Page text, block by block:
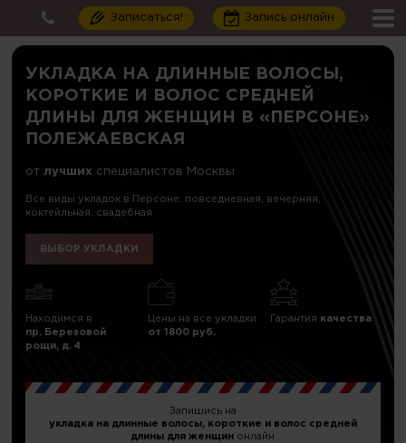
Записаться! Запись онлайн
УКЛАДКА НА ДЛИННЫЕ ВОЛОСЫ,
КОРОТКИЕ И ВОЛОС СРЕДНЕЙ
ДЛИНЫ ДЛЯ ЖЕНЩИН В «ПЕРСОНЕ»
ПОЛЕЖАЕВСКАЯ
от лучших специалистов Москвы
Все виды укладок в Персоне: повседневная, вечерняя,
коктейльная, свадебная
ВЫБОР УКЛАДКИ
Находимся в
пр. Березовой
рощи, д. 4
Цены на все укладки
от 1800 руб.
Гарантия качества
Запишись на
укладка на длинные волосы, короткие и волос средней
длины для женщин онлайн